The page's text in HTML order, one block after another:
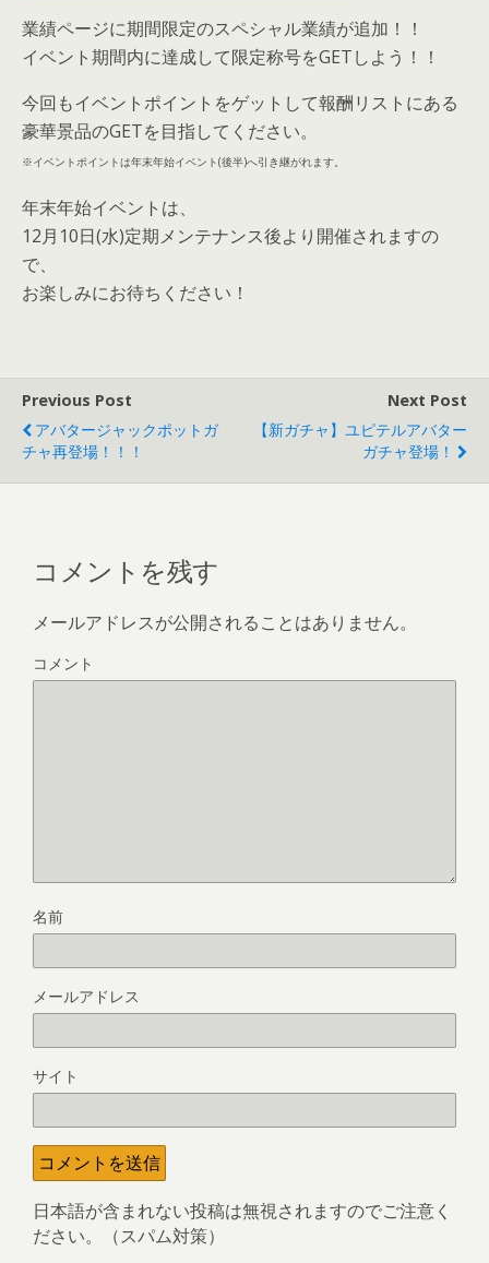
業績ページに期間限定のスペシャル業績が追加！！
イベント期間内に達成して限定称号をGETしよう！！
今回もイベントポイントをゲットして報酬リストにある
豪華景品のGETを目指してください。
※イベントポイントは年末年始イベント(後半)へ引き継がれます。
年末年始イベントは、
12月10日(水)定期メンテナンス後より開催されますの
で、
お楽しみにお待ちください！
Previous Post
アバタージャックポットガ
チャ再登場！！！
Next Post
【新ガチャ】ユピテルアバター
ガチャ登場！
コメントを残す
メールアドレスが公開されることはありません。
コメント
名前
メールアドレス
サイト
日本語が含まれない投稿は無視されますのでご注意く
ださい。（スパム対策）